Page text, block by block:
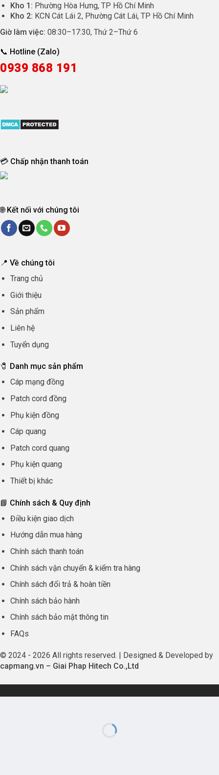
Kho 1: Phường Hòa Hưng, TP Hồ Chí Minh
Kho 2: KCN Cát Lái 2, Phường Cát Lái, TP Hồ Chí Minh
Giờ làm việc: 08:30–17:30, Thứ 2–Thứ 6
📞 Hotline (Zalo)
0939 868 191
💳 Chấp nhận thanh toán
🌐 Kết nối với chúng tôi
📍 Về chúng tôi
Trang chủ
Giới thiệu
Sản phẩm
Liên hệ
Tuyển dụng
🧷 Danh mục sản phẩm
Cáp mạng đồng
Patch cord đồng
Phụ kiện đồng
Cáp quang
Patch cord quang
Phụ kiện quang
Thiết bị khác
📘 Chính sách & Quy định
Điều kiện giao dịch
Hướng dẫn mua hàng
Chính sách thanh toán
Chính sách vận chuyển & kiểm tra hàng
Chính sách đổi trả & hoàn tiền
Chính sách bảo hành
Chính sách bảo mật thông tin
FAQs
© 2024 - 2026 All rights reserved. | Designed & Developed by
capmang.vn – Giai Phap Hitech Co.,Ltd